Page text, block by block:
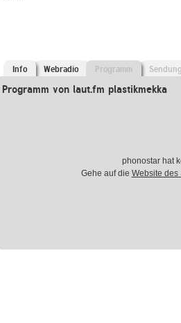
Info Webradio Programm
Programm von laut.fm plastikmekka
phonostar hat
Gehe auf die Website des